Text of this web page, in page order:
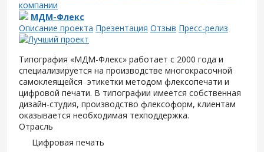
компании
МДМ-Флекс
Описание проекта Презентация Отзыв Пресс-релиз
Типография «МДМ-Флекс» работает с 2000 года и
специализируется на производстве многокрасочной
самоклеящейся этикетки методом флексопечати и
цифровой печати. В типографии имеется собственная
дизайн-студия, производство флексоформ, клиентам
оказывается необходимая техподдержка.
Отрасль
Цифровая печать